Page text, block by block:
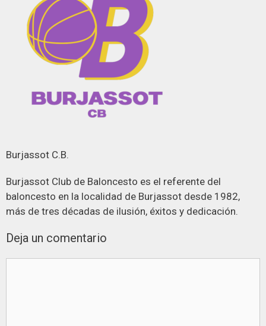
Burjassot C.B.
Burjassot Club de Baloncesto es el referente del
baloncesto en la localidad de Burjassot desde 1982,
más de tres décadas de ilusión, éxitos y dedicación.
Deja un comentario